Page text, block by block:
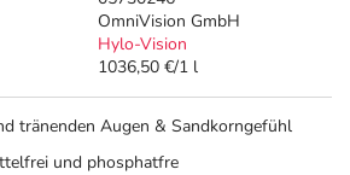
OmniVision GmbH
Hylo-Vision
1036,50 €/1 l
tränenden Augen & Sandkorngefühl
und phosphatfre